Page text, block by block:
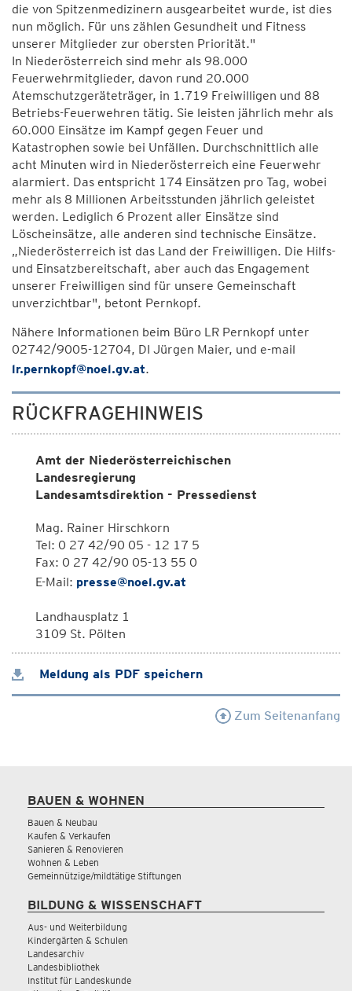
die von Spitzenmedizinern ausgearbeitet wurde, ist dies
nun möglich. Für uns zählen Gesundheit und Fitness
unserer Mitglieder zur obersten Priorität."
In Niederösterreich sind mehr als 98.000
Feuerwehrmitglieder, davon rund 20.000
Atemschutzgeräteträger, in 1.719 Freiwilligen und 88
Betriebs-Feuerwehren tätig. Sie leisten jährlich mehr als
60.000 Einsätze im Kampf gegen Feuer und
Katastrophen sowie bei Unfällen. Durchschnittlich alle
acht Minuten wird in Niederösterreich eine Feuerwehr
alarmiert. Das entspricht 174 Einsätzen pro Tag, wobei
mehr als 8 Millionen Arbeitsstunden jährlich geleistet
werden. Lediglich 6 Prozent aller Einsätze sind
Löscheinsätze, alle anderen sind technische Einsätze.
„Niederösterreich ist das Land der Freiwilligen. Die Hilfs-
und Einsatzbereitschaft, aber auch das Engagement
unserer Freiwilligen sind für unsere Gemeinschaft
unverzichtbar", betont Pernkopf.
Nähere Informationen beim Büro LR Pernkopf unter
02742/9005-12704, DI Jürgen Maier, und e-mail
lr.pernkopf@noel.gv.at.
RÜCKFRAGEHINWEIS
Amt der Niederösterreichischen
Landesregierung
Landesamtsdirektion - Pressedienst
Mag. Rainer Hirschkorn
Tel: 0 27 42/90 05 - 12 17 5
Fax: 0 27 42/90 05-13 55 0
E-Mail: presse@noel.gv.at
Landhausplatz 1
3109 St. Pölten
Meldung als PDF speichern
Zum Seitenanfang
BAUEN & WOHNEN
Bauen & Neubau
Kaufen & Verkaufen
Sanieren & Renovieren
Wohnen & Leben
Gemeinnützige/mildtätige Stiftungen
BILDUNG & WISSENSCHAFT
Aus- und Weiterbildung
Kindergärten & Schulen
Landesarchiv
Landesbibliothek
Institut für Landeskunde